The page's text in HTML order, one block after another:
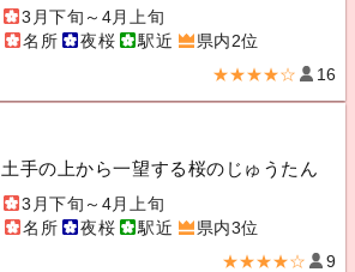
3月下旬～4月上旬
名所
夜桜 駅近 県内2位
★★★★☆ 16
土手の上から一望する桜のじゅうたん
3月下旬～4月上旬
名所
夜桜 駅近 県内3位
★★★★☆ 9